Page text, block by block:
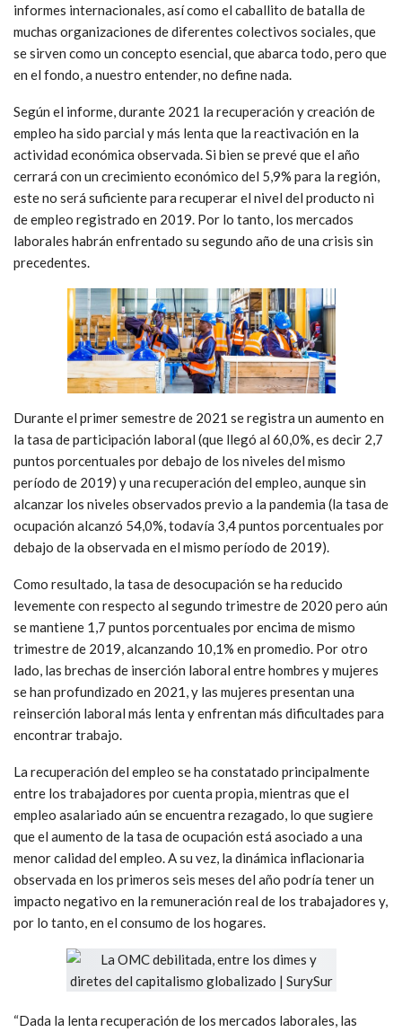
informes internacionales, así como el caballito de batalla de
muchas organizaciones de diferentes colectivos sociales, que
se sirven como un concepto esencial, que abarca todo, pero que
en el fondo, a nuestro entender, no define nada.
Según el informe, durante 2021 la recuperación y creación de
empleo ha sido parcial y más lenta que la reactivación en la
actividad económica observada. Si bien se prevé que el año
cerrará con un crecimiento económico del 5,9% para la región,
este no será suficiente para recuperar el nivel del producto ni
de empleo registrado en 2019. Por lo tanto, los mercados
laborales habrán enfrentado su segundo año de una crisis sin
precedentes.
Durante el primer semestre de 2021 se registra un aumento en
la tasa de participación laboral (que llegó al 60,0%, es decir 2,7
puntos porcentuales por debajo de los niveles del mismo
período de 2019) y una recuperación del empleo, aunque sin
alcanzar los niveles observados previo a la pandemia (la tasa de
ocupación alcanzó 54,0%, todavía 3,4 puntos porcentuales por
debajo de la observada en el mismo período de 2019).
Como resultado, la tasa de desocupación se ha reducido
levemente con respecto al segundo trimestre de 2020 pero aún
se mantiene 1,7 puntos porcentuales por encima de mismo
trimestre de 2019, alcanzando 10,1% en promedio. Por otro
lado, las brechas de inserción laboral entre hombres y mujeres
se han profundizado en 2021, y las mujeres presentan una
reinserción laboral más lenta y enfrentan más dificultades para
encontrar trabajo.
La recuperación del empleo se ha constatado principalmente
entre los trabajadores por cuenta propia, mientras que el
empleo asalariado aún se encuentra rezagado, lo que sugiere
que el aumento de la tasa de ocupación está asociado a una
menor calidad del empleo. A su vez, la dinámica inflacionaria
observada en los primeros seis meses del año podría tener un
impacto negativo en la remuneración real de los trabajadores y,
por lo tanto, en el consumo de los hogares.
“Dada la lenta recuperación de los mercados laborales, las